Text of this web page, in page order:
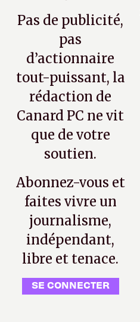
Pas de publicité,
pas
d’actionnaire
tout-puissant, la
rédaction de
Canard PC ne vit
que de votre
soutien.
Abonnez-vous et
faites vivre un
journalisme,
indépendant,
libre et tenace.
SE CONNECTER